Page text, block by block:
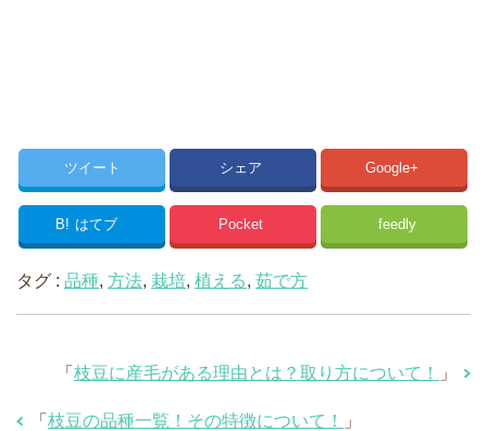
ツイート シェア Google+
B! はてブ Pocket feedly
タグ : 品種, 方法, 栽培, 植える, 茹で方
「 枝豆に産毛がある理由とは？取り方について！ 」
「 枝豆の品種一覧！その特徴について！ 」